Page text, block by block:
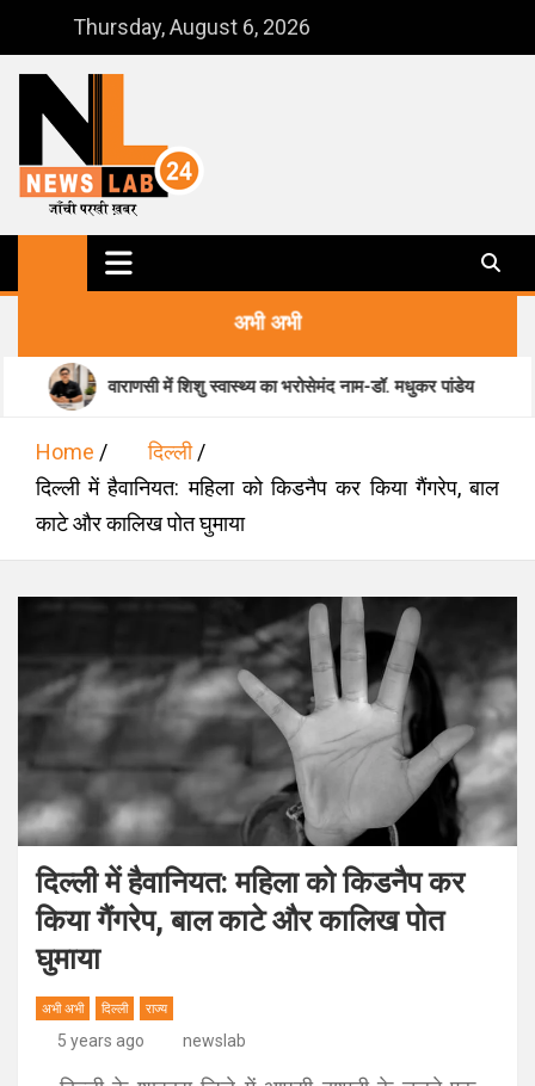
content
Thursday, August 6, 2026
NewsLab24
जाँची परखी ख़बर
अभी अभी
वाराणसी में शिशु स्वास्थ्य का भरोसेमंद नाम-डॉ. मधुकर पांडेय
Home
दिल्ली
दिल्ली में हैवानियत: महिला को किडनैप कर किया गैंगरेप, बाल
काटे और कालिख पोत घुमाया
दिल्ली में हैवानियत: महिला को किडनैप कर
किया गैंगरेप, बाल काटे और कालिख पोत
घुमाया
अभी अभी दिल्ली राज्य
5 years ago newslab